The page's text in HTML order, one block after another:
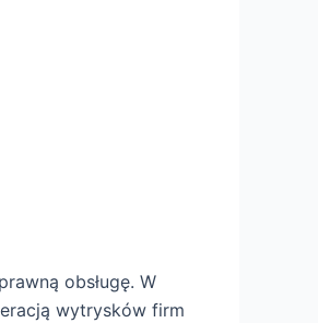
obsługę. W
wytrysków firm